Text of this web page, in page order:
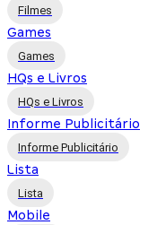
Filmes
Games
Games
HQs e Livros
HQs e Livros
Informe Publicitário
Informe Publicitário
Lista
Lista
Mobile